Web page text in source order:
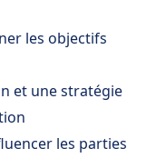
les objectifs
et une stratégie
les parties